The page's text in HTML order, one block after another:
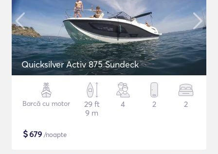
Quicksilver Activ 875 Sundeck
Barcă cu motor
29 ft
9 m
4 2 2
$679 /noapte